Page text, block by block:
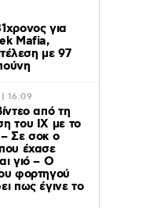
για
Mafia,
με 97
16:09
από τη
του ΙΧ με το
Σε σοκ ο
έχασε
γιό – Ο
φορτηγού
πως έγινε το